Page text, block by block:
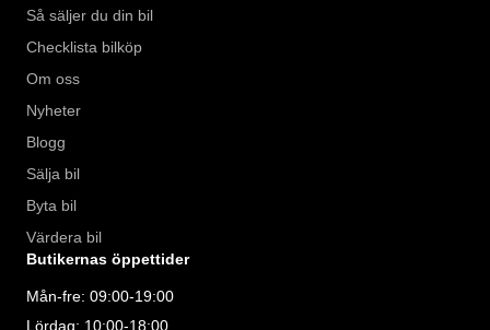
Så säljer du din bil
Checklista bilköp
Om oss
Nyheter
Blogg
Sälja bil
Byta bil
Värdera bil
Butikernas öppettider
Mån-fre: 09:00-19:00
Lördag: 10:00-18:00